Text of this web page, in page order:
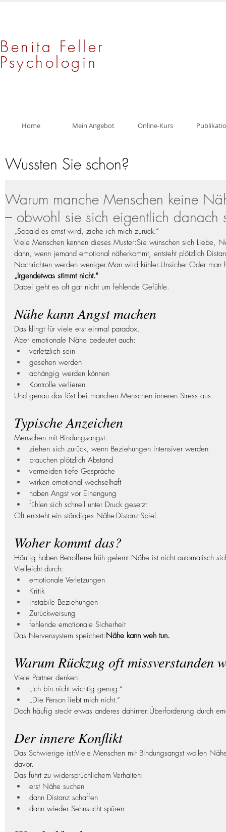
Benita Feller
Psychologin
Home Mein Angebot Online-Kurs
Wussten Sie schon?
Warum manche Menschen keine
– obwohl sie sich eigentlich danach
„Sobald es ernst wird, ziehe ich mich zurück.“
Viele Menschen kennen dieses Muster:Sie wünschen sich Liebe,
dann, wenn jemand emotional näherkommt, entsteht plötzlich
Nachrichten werden weniger.Man wird kühler.Unsicher.Oder man
„Irgendetwas stimmt nicht.“
Dabei geht es oft gar nicht um fehlende Gefühle.
Nähe kann Angst machen
Das klingt für viele erst einmal paradox.
Aber emotionale Nähe bedeutet auch:
verletzlich sein
gesehen werden
abhängig werden können
Kontrolle verlieren
Und genau das löst bei manchen Menschen inneren Stress aus.
Typische Anzeichen
Menschen mit Bindungsangst:
ziehen sich zurück, wenn Beziehungen intensiver werden
brauchen plötzlich Abstand
vermeiden tiefe Gespräche
wirken emotional wechselhaft
haben Angst vor Einengung
fühlen sich schnell unter Druck gesetzt
Oft entsteht ein ständiges Nähe-Distanz-Spiel.
Woher kommt das?
Häufig haben Betroffene früh gelernt:Nähe ist nicht automatisch
Vielleicht durch:
emotionale Verletzungen
Kritik
instabile Beziehungen
Zurückweisung
fehlende emotionale Sicherheit
Das Nervensystem speichert:Nähe kann weh tun.
Warum Rückzug oft missverstanden
Viele Partner denken:
„Ich bin nicht wichtig genug.“
„Die Person liebt mich nicht.“
Doch häufig steckt etwas anderes dahinter:Überforderung durch
Der innere Konflikt
Das Schwierige ist:Viele Menschen mit Bindungsangst wollen
davor.
Das führt zu widersprüchlichem Verhalten:
erst Nähe suchen
dann Distanz schaffen
dann wieder Sehnsucht spüren